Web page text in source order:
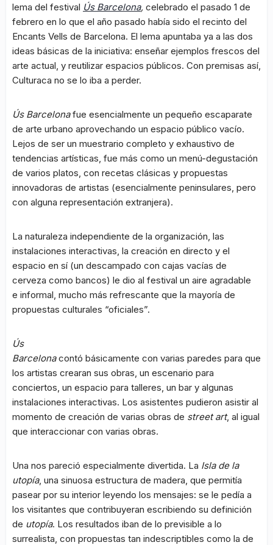
lema del festival Ús Barcelona, celebrado el pasado 1 de
febrero en lo que el año pasado había sido el recinto del
Encants Vells de Barcelona. El lema apuntaba ya a las dos
ideas básicas de la iniciativa: enseñar ejemplos frescos del
arte actual, y reutilizar espacios públicos. Con premisas así,
Culturaca no se lo iba a perder.
Ús Barcelonafue esencialmente un pequeño escaparate
de arte urbano aprovechando un espacio público vacío.
Lejos de ser un muestrario completo y exhaustivo de
tendencias artísticas, fue más como un menú-degustación
de varios platos, con recetas clásicas y propuestas
innovadoras de artistas (esencialmente peninsulares, pero
con alguna representación extranjera).
La naturaleza independiente de la organización, las
instalaciones interactivas, la creación en directo y el
espacio en sí (un descampado con cajas vacías de
cerveza como bancos) le dio al festival un aire agradable
e informal, mucho más refrescante que la mayoría de
propuestas culturales “oficiales”.
Ús
Barcelonacontó básicamente con varias paredes para que
los artistas crearan sus obras, un escenario para
conciertos, un espacio para talleres, un bar y algunas
instalaciones interactivas. Los asistentes pudieron asistir al
momento de creación de varias obras de street art, al igual
que interaccionar con varias obras.
Una nos pareció especialmente divertida. La Isla de la
utopía, una sinuosa estructura de madera, que permitía
pasear por su interior leyendo los mensajes: se le pedía a
los visitantes que contribuyeran escribiendo su definición
de utopía. Los resultados iban de lo previsible a lo
surrealista, con propuestas tan indescriptibles como la de